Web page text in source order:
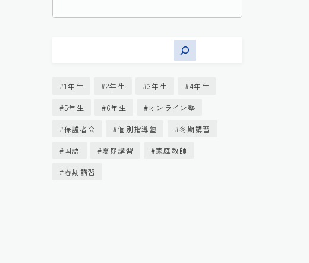
1年生 2年生 3年生 4年生
5年生 6年生 オンライン塾
保護者会 個別指導塾 冬期講習
国語 夏期講習 家庭教師
春期講習